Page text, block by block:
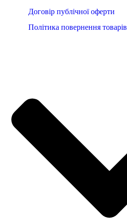
Договір публічної оферти
Політика повернення товарів